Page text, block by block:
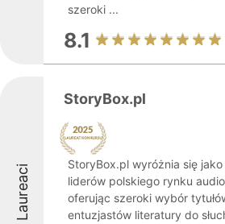
szeroki ...
8.1
Laureaci
StoryBox.pl
StoryBox.pl wyróżnia się
liderów polskiego rynku
oferując szeroki wybór
entuzjastów literatury do